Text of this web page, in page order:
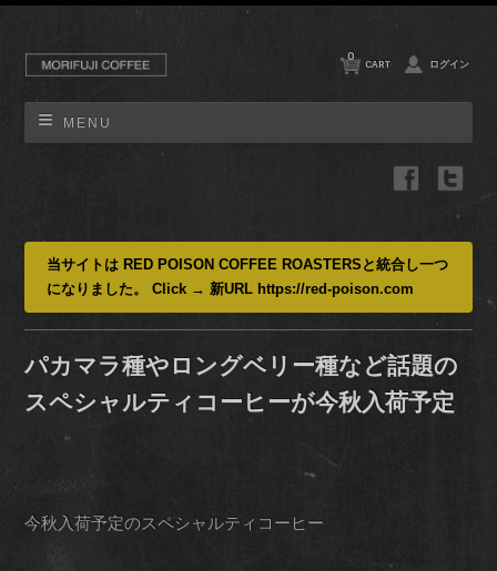
MENU
CART
0
ログイン
当サイトは RED POISON COFFEE ROASTERSと統合し一つ
になりました。 Click → 新URL https://red-poison.com
パカマラ種やロングベリー種など話題の
スペシャルティコーヒーが今秋入荷予定
今秋入荷予定のスペシャルティコーヒー